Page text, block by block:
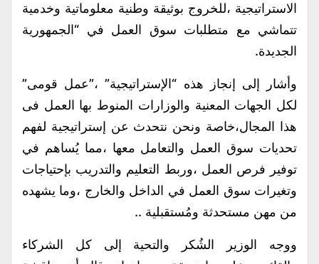
الاستراتيجية ،للخروج بوثيقة وطنية معلوماتية وخدمية
تتماشي مع متطلبات سوق العمل في “الجمهورية
الجديدة.
وأشار إلى إنجاز هذه “الإستراتيجية” ،”عمل قومى”
لكل الجهات المعنية والوزارات المنوط بها العمل فى
هذا المجال،خاصة ونحن نتحدث عن إستراتيجية لفهم
تحديات سوق العمل والتعامل معها ،مما يُساهم في
توفير فرص العمل ،وربط التعليم والتدريب بإحتياجات
وتغيرات سوق العمل في الداخل والخارج ،وما يشهده
من مهن مستحدثة ومُستقبلية ..
ووجه الوزير الشُكر والتحية إلى كل الشركاء